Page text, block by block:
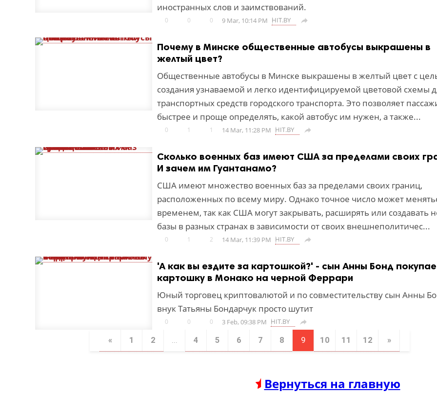
иностранных слов и заимствований.
0 0 0 9 Mar, 10:14 PM HIT.BY 
Почему в Минске общественные автобусы выкрашены в
желтый цвет?
Общественные автобусы в Минске выкрашены в желтый цвет с
создания узнаваемой и легко идентифицируемой цветовой схемы
транспортных средств городского транспорта. Это позволяет
быстрее и проще определять, какой автобус им нужен, а также...
0 1 1 14 Mar, 11:28 PM HIT.BY 
Сколько военных баз имеют США за пределами своих
И зачем им Гуантанамо?
США имеют множество военных баз за пределами своих границ,
расположенных по всему миру. Однако точное число может
временем, так как США могут закрывать, расширять или создавать
базы в разных странах в зависимости от своих внешнеполитичес...
0 1 2 14 Mar, 11:39 PM HIT.BY 
'А как вы ездите за картошкой?' - сын Анны Бонд
картошку в Монако на черной Феррари
Юный торговец криптовалютой и по совместительству сын Анны
внук Татьяны Бондарчук просто шутит
0 0 0 3 Feb, 09:38 PM HIT.BY 
« 1 2 ... 4 5 6 7 8 9 10 11 12 »
Вернуться на главную